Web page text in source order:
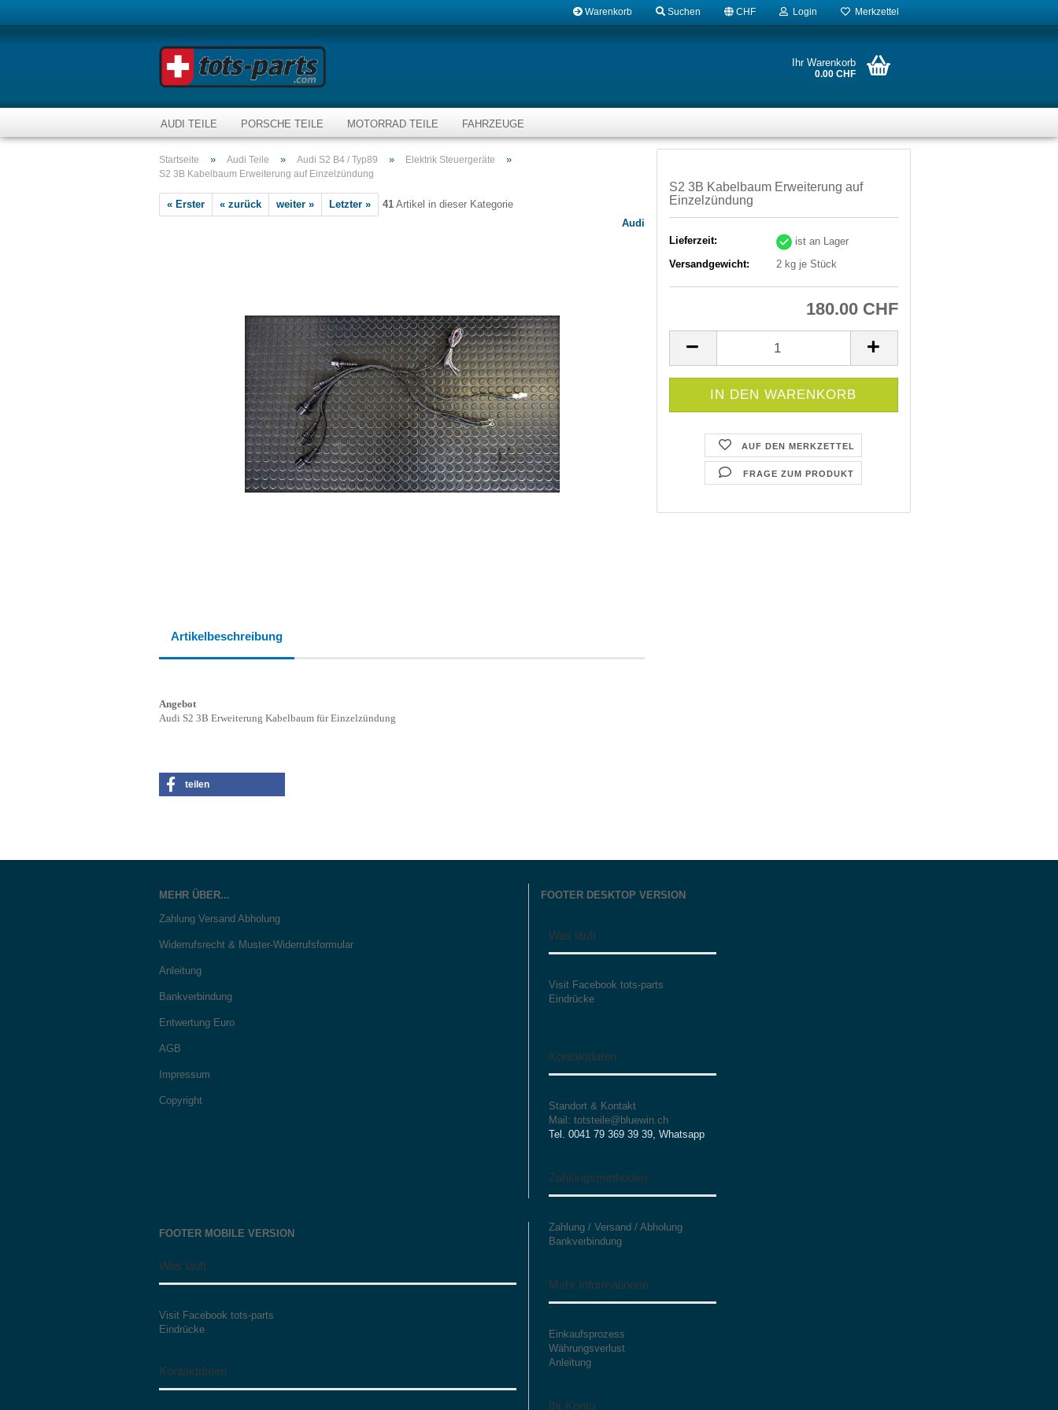
Warenkorb Suchen CHF Login Merkzettel
Ihr Warenkorb
0.00 CHF
AUDI TEILE PORSCHE TEILE MOTORRAD TEILE FAHRZEUGE
Startseite » Audi Teile » Audi S2 B4 / Typ89 » Elektrik Steuergeräte »
S2 3B Kabelbaum Erweiterung auf Einzelzündung
« Erster « zurück weiter » Letzter » 41 Artikel in dieser Kategorie
Audi
S2 3B Kabelbaum Erweiterung auf
Einzelzündung
Lieferzeit:
ist an Lager
Versandgewicht:
2 kg je Stück
180.00 CHF
AUF DEN MERKZETTEL
FRAGE ZUM PRODUKT
Artikelbeschreibung
Angebot
Audi S2 3B Erweiterung Kabelbaum für Einzelzündung
teilen
MEHR ÜBER...
Zahlung Versand Abholung
Widerrufsrecht & Muster-Widerrufsformular
Anleitung
Bankverbindung
Entwertung Euro
AGB
Impressum
Copyright
FOOTER DESKTOP VERSION
Was läuft
Visit Facebook tots-parts
Eindrücke
Kontaktdaten
Standort & Kontakt
Mail: totsteile@bluewin.ch
Tel. 0041 79 369 39 39, Whatsapp
Zahlungsmethoden
Zahlung / Versand / Abholung
Bankverbindung
Mehr Informationen
Einkaufsprozess
Währungsverlust
Anleitung
Ihr Konto
FOOTER MOBILE VERSION
Was läuft
Visit Facebook tots-parts
Eindrücke
Kontaktdaten